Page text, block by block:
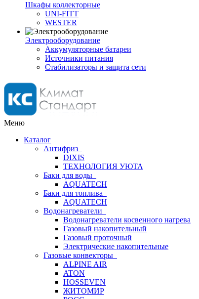
Шкафы коллекторные
UNI-FITT
WESTER
Электрооборудование
Аккумуляторные батареи
Источники питания
Стабилизаторы и защита сети
Меню
Каталог
Антифриз
DIXIS
ТЕХНОЛОГИЯ УЮТА
Баки для воды
AQUATECH
Баки для топлива
AQUATECH
Водонагреватели
Водонагреватели косвенного нагрева
Газовый накопительный
Газовый проточный
Электрические накопительные
Газовые конвекторы
ALPINE AIR
ATON
HOSSEVEN
ЖИТОМИР